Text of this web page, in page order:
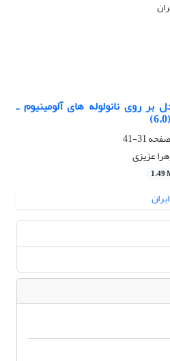
روی نانولوله های آلومینیوم ـ
31-41
عزیزی
1.49